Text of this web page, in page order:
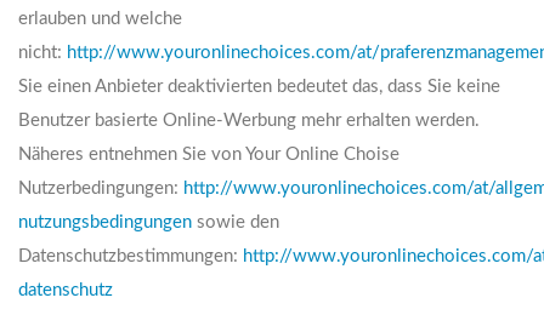
erlauben und welche
nicht: http://www.youronlinechoices.com/at/
Sie einen Anbieter deaktivierten bedeutet das, dass Sie keine
Benutzer basierte Online-Werbung mehr erhalten werden.
Näheres entnehmen Sie von Your Online Choise
Nutzerbedingungen: http://www.youronlinechoices.com/at/
nutzungsbedingungen sowie den
Datenschutzbestimmungen: http://www.youronlinechoices.com/
datenschutz